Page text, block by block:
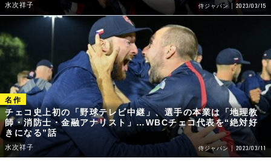
水次祥子 侍ジャパン 2023/03/15
チェコ史上初の「野球テレビ中継」、選手の本業は「地理教
師・消防士・金融アナリスト」…WBCチェコ代表を“絶対好
きになる”話
水次祥子 侍ジャパン 2023/03/11